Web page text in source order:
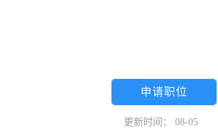
申请职位
更新时间： 08-05